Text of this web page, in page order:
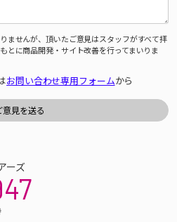
ませんが、頂いたご意見はスタッフがすべて拝
とに商品開発・サイト改善を行ってまいりま
お問い合わせ専用フォームから
ーズ